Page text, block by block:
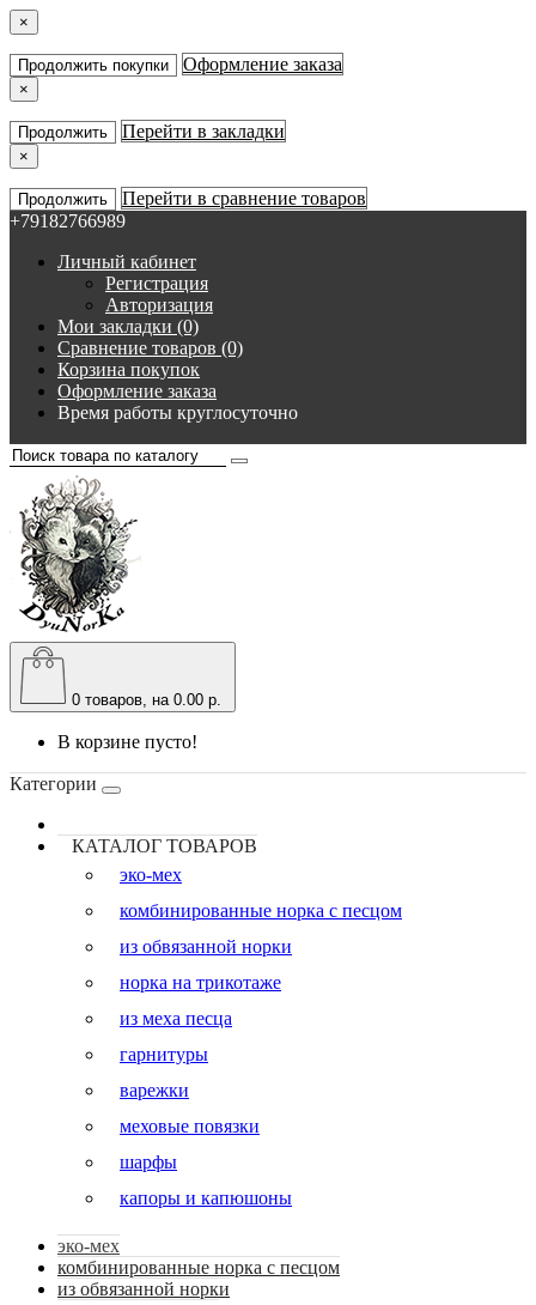
×
Продолжить покупки Оформление заказа
×
Продолжить Перейти в закладки
×
Продолжить
Перейти в сравнение товаров
+79182766989
Личный кабинет
Регистрация
Авторизация
Мои закладки (0)
Сравнение товаров (0)
Корзина покупок
Оформление заказа
Время работы круглосуточно
0 товаров, на 0.00 р.
В корзине пусто!
Категории
КАТАЛОГ ТОВАРОВ
эко-мех
комбинированные норка с песцом
из обвязанной норки
норка на трикотаже
из меха песца
гарнитуры
варежки
меховые повязки
шарфы
капоры и капюшоны
эко-мех
комбинированные норка с песцом
из обвязанной норки